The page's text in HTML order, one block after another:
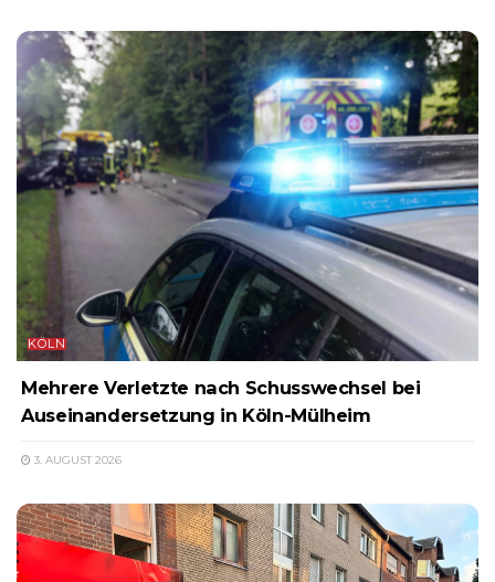
KÖLN
Mehrere Verletzte nach Schusswechsel bei
Auseinandersetzung in Köln-Mülheim
3. AUGUST 2026